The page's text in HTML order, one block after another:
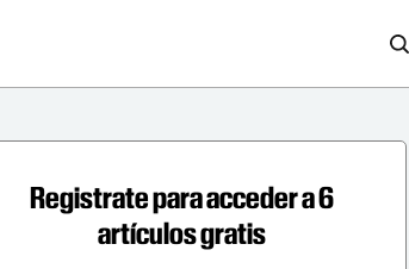
Registrate para acceder a 6
artículos gratis